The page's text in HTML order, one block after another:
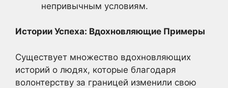
непривычным условиям.
Истории Успеха: Вдохновляющие Примеры
Существует множество вдохновляющих
историй о людях, которые благодаря
волонтерству за границей изменили свою